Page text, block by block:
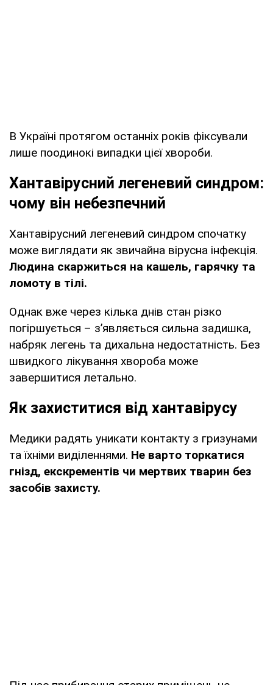
В Україні протягом останніх років фіксували
лише поодинокі випадки цієї хвороби.
Хантавірусний легеневий синдром:
чому він небезпечний
Хантавірусний легеневий синдром спочатку
може виглядати як звичайна вірусна інфекція.
Людина скаржиться на кашель, гарячку та
ломоту в тілі.
Однак вже через кілька днів стан різко
погіршується – з’являється сильна задишка,
набряк легень та дихальна недостатність. Без
швидкого лікування хвороба може
завершитися летально.
Як захиститися від хантавірусу
Медики радять уникати контакту з гризунами
та їхніми виділеннями. Не варто торкатися
гнізд, екскрементів чи мертвих тварин без
засобів захисту.